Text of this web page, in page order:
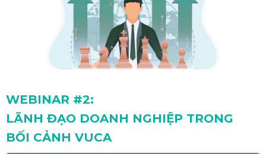
WEBINAR #2:
LÃNH ĐẠO DOANH NGHIỆP TRONG
BỐI CẢNH VUCA